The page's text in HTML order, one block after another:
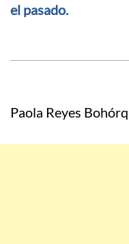
el pasado.
Paola Reyes